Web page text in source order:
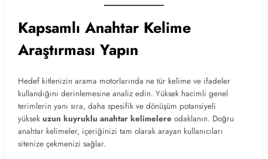
Kapsamlı Anahtar Kelime
Araştırması Yapın
Hedef kitlenizin arama motorlarında ne tür kelime ve ifadeler
kullandığını derinlemesine analiz edin. Yüksek hacimli genel
terimlerin yanı sıra, daha spesifik ve dönüşüm potansiyeli
yüksek uzun kuyruklu anahtar kelimelere odaklanın. Doğru
anahtar kelimeler, içeriğinizi tam olarak arayan kullanıcıları
sitenize çekmenizi sağlar.